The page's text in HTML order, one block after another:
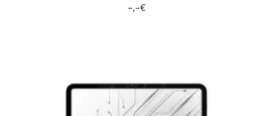
–,–€